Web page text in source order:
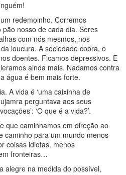
redemoinho. Corremos
nosso de cada dia. Seres
com nós mesmos, nos
loucura. A sociedade cobra, o
doentes. Ficamos depressivos. E
ainda mais. Nadamos contra
água é bem mais forte.
A vida é ‘uma caixinha de
perguntava aos seus
‘O que é a vida?’.
que caminhamos em direção ao
caminho para um mundo menos
coisas idiotas, menos
fronteiras…
alegre na medida do possível,